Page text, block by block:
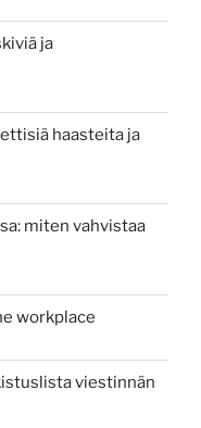
ja
haasteita ja
miten vahvistaa
workplace
viestinnän